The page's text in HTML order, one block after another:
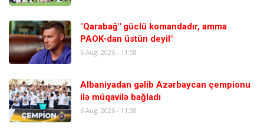
"Qarabağ" güclü komandadır, amma
PAOK-dan üstün deyil"
6 Aug, 2026 - 11:58
Albaniyadan gəlib Azərbaycan çempionu
ilə müqavilə bağladı
6 Aug, 2026 - 11:38